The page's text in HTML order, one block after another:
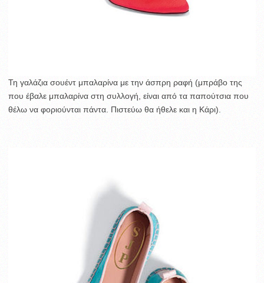
Τη γαλάζια σουέντ μπαλαρίνα με την άσπρη ραφή (μπράβο της
που έβαλε μπαλαρίνα στη συλλογή, είναι από τα παπούτσια που
θέλω να φοριούνται πάντα. Πιστεύω θα ήθελε και η Κάρι).